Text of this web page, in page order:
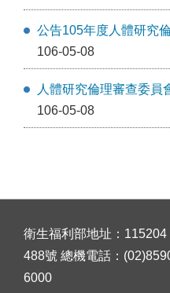
公告105年度人體研究
106-05-08
人體研究倫理審查委員
106-05-08
衛生福利部地址：
488號 總機電話：
6000